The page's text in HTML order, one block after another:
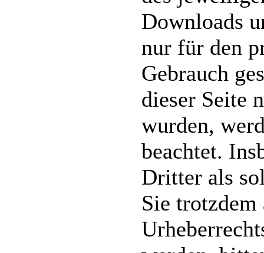
Downloads
nur für den
Gebrauch
dieser Seite
wurden,
beachtet.
Dritter als
Sie trotzdem